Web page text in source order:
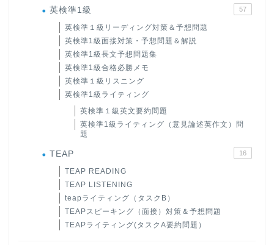
英検準1級 57
英検準１級リーディング対策＆予想問題
英検準1級面接対策・予想問題＆解説
英検準1級長文予想問題集
英検準1級合格必勝メモ
英検準１級リスニング
英検準1級ライティング
英検準１級英文要約問題
英検準1級ライティング（意見論述英作文）問
題
TEAP 16
TEAP READING
TEAP LISTENING
teapライティング（タスクB）
TEAPスピーキング（面接）対策＆予想問題
TEAPライティング(タスクA要約問題）